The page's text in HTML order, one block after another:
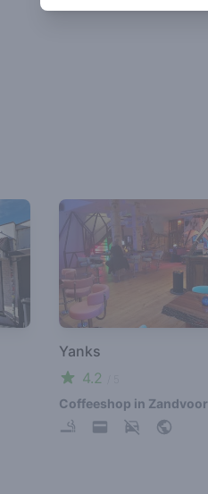
Yanks
4.2
Coffeeshop in